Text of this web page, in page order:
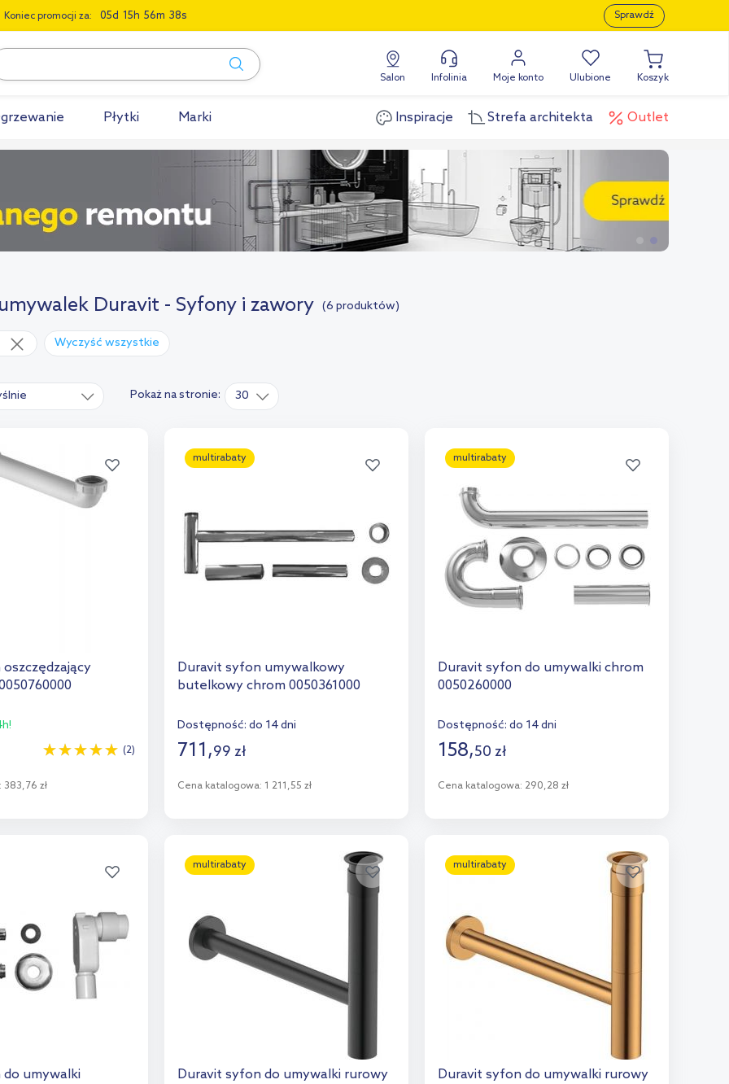
Koniec promocji za: 05 15 56 37 Sprawdź
Salon Infolinia Moje konto Ulubione Koszyk
Płytki Marki Inspiracje Strefa architekta Outlet
Duravit - Syfony i zawory (6 produktów)
Wyczyść wszystkie
Pokaż na stronie: 30
383,76 zł
(2)
do porównania
multirabaty
Duravit syfon umywalkowy
butelkowy chrom 0050361000
Dostępność: do 14 dni
711,99 zł
Cena katalogowa: 1 211,55 zł
Dodaj do porównania
multirabaty
Duravit syfon do umywalki chrom
0050260000
Dostępność: do 14 dni
158,50 zł
Cena katalogowa: 290,28 zł
Dodaj do porównania
umywalki
multirabaty
Duravit syfon do umywalki rurowy
multirabaty
Duravit syfon do umywalki rurowy